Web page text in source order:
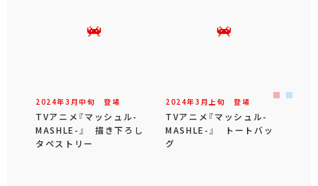
2024年3 月中旬 登場
TVアニメ『マッシュル-
MASHLE-』 描き下ろし
タペストリー
2024年3 月 上旬 登場
TVアニメ『マッシュル-
MASHLE-』 トートバッ
グ